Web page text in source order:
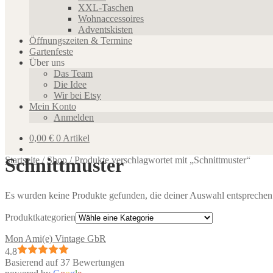
XXL-Taschen
Wohnaccessoires
Adventskisten
Öffnungszeiten & Termine
Gartenfeste
Über uns
Das Team
Die Idee
Wir bei Etsy
Mein Konto
Anmelden
0,00 € 0 Artikel
Startseite / Shop /Produkte verschlagwortet mit „Schnittmuster“
Schnittmuster
Es wurden keine Produkte gefunden, die deiner Auswahl
Produktkategorien
Mon Ami(e) Vintage GbR
4.8
Basierend auf 37 Bewertungen